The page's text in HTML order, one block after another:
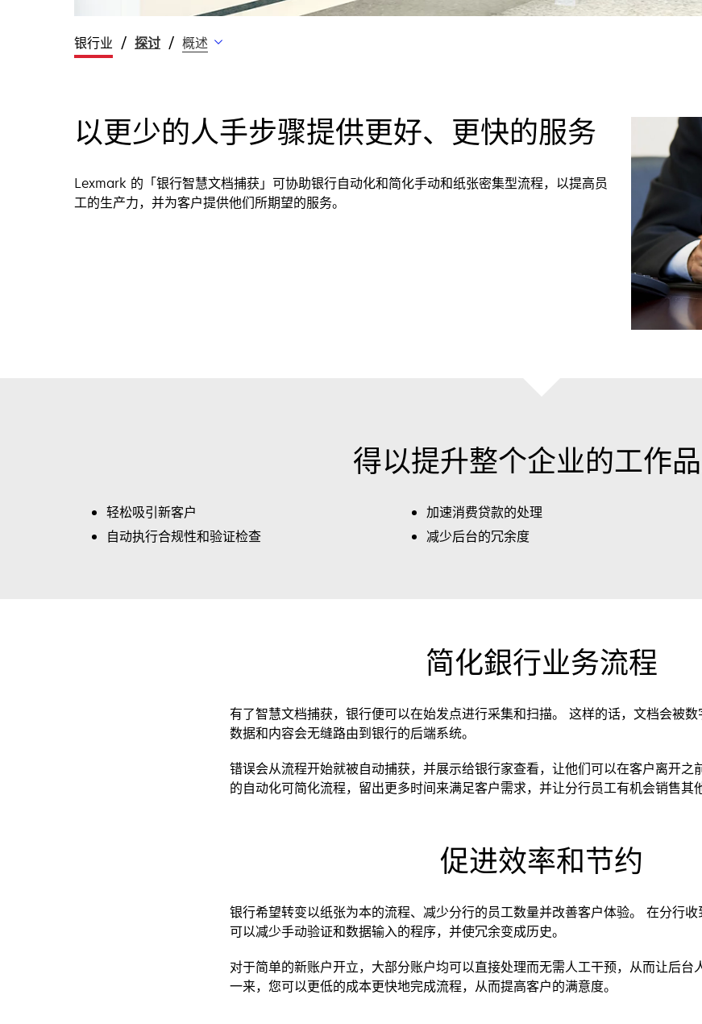
银行业 探讨 概述
以更少的人手步骤提供更好、更快的服务
Lexmark 的「银行智慧文档捕获」可协助银行自动化和简化手动和纸张密集型流程，以提高员
工的生产力，并为客户提供他们所期望的服务。
得以提升整个企业的工作
轻松吸引新客户
自动执行合规性和验证检查
加速消费贷款的处理
减少后台的冗余度
简化銀行业务流程
有了智慧文档捕获，银行便可以在始发点进行采集和扫描。 这样的话，文档会被
数据和内容会无缝路由到银行的后端系统。
错误会从流程开始就被自动捕获，并展示给银行家查看，让他们可以在客户离开之
的自动化可简化流程，留出更多时间来满足客户需求，并让分行员工有机会销售其
促进效率和节约
银行希望转变以纸张为本的流程、减少分行的员工数量并改善客户体验。 在分行
可以减少手动验证和数据输入的程序，并使冗余变成历史。
对于简单的新账户开立，大部分账户均可以直接处理而无需人工干预，从而让后台
一来，您可以更低的成本更快地完成流程，从而提高客户的满意度。